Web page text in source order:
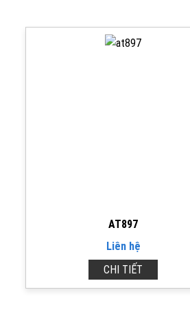
AT897
Liên hệ
CHI TIẾT